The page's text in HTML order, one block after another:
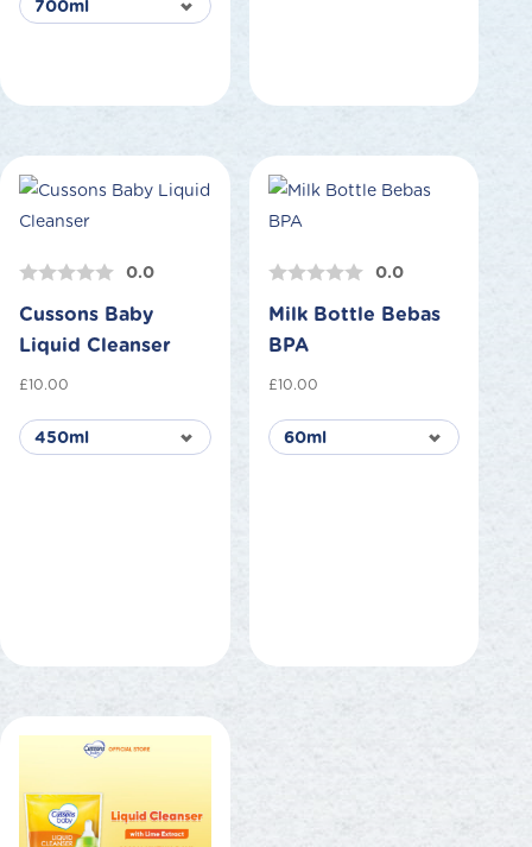
0.0
Cussons Baby
Liquid Cleanser
£10.00
0.0
Milk Bottle Bebas
BPA
£10.00